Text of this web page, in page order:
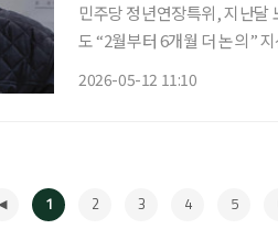
민주당 정년연장특위, 지난달
도 “2월부터 6개월 더 논의” 지선
2026-05-12 11:10
1 2 3 4 5